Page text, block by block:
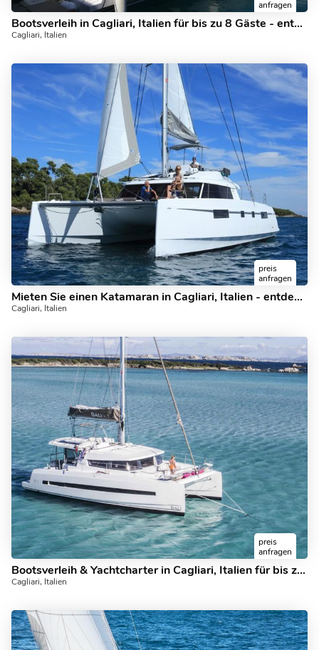
anfragen
Bootsverleih in Cagliari, Italien für bis zu 8 Gäste - entdecken Sie das Segeln auf einem Katamaran.
Cagliari, Italien
preis
anfragen
Mieten Sie einen Katamaran in Cagliari, Italien - entdecken Sie das Segeln.
Cagliari, Italien
preis
anfragen
Bootsverleih & Yachtcharter in Cagliari, Italien für bis zu 8 Gäste.
Cagliari, Italien